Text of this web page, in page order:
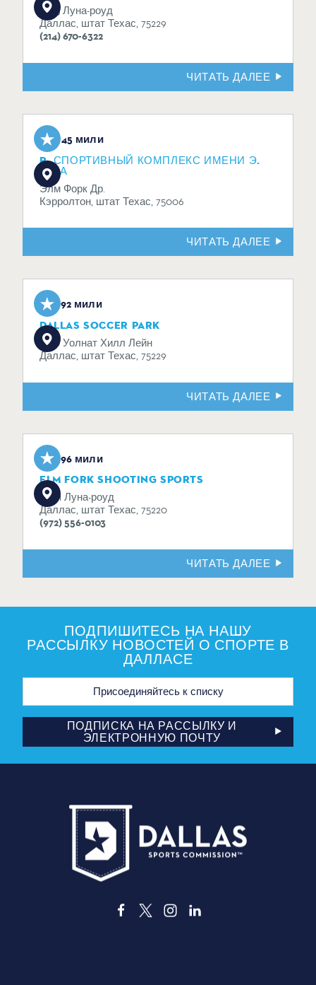
11223 Луна-роуд
Даллас, штат Техас, 75229
(214) 670-6322
ЧИТАТЬ ДАЛЕЕ
2,45 мили
R. СПОРТИВНЫЙ КОМПЛЕКС ИМЕНИ Э.
ГУДА
Элм Форк Др.
Кэрролтон, штат Техас, 75006
ЧИТАТЬ ДАЛЕЕ
2.92 мили
DALLAS SOCCER PARK
2100 Уолнат Хилл Лейн
Даллас, штат Техас, 75229
ЧИТАТЬ ДАЛЕЕ
2,96 мили
ELM FORK SHOOTING SPORTS
10751 Луна-роуд
Даллас, штат Техас, 75220
(972) 556-0103
ЧИТАТЬ ДАЛЕЕ
ПОДПИШИТЕСЬ НА НАШУ
РАССЫЛКУ НОВОСТЕЙ О СПОРТЕ В
ДАЛЛАСЕ
Адрес
почты
ПОДПИСКА НА РАССЫЛКУ И
ЭЛЕКТРОННУЮ ПОЧТУ